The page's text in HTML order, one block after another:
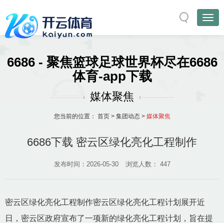
6686 - 聚焦篮球足球世界杯尽在6686
体育-app下载
媒体聚焦
您当前的位置： 首页> 集团动态> 媒体聚焦
6686下载 密云区绿化亮化工程制作
发布时间：2026-05-30 浏览人数： 447
密云区绿化亮化工程制作密云区绿化亮化工程计划展开近
日，密云区政府宣布了一项新的绿化亮化工程计划，旨在提